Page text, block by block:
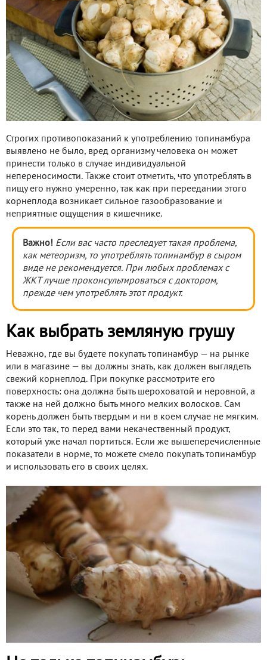
Строгих противопоказаний к употреблению топинамбура
выявлено не было, вред организму человека он может
принести только в случае индивидуальной
непереносимости. Также стоит отметить, что употреблять в
пищу его нужно умеренно, так как при переедании этого
корнеплода возникает сильное газообразование и
неприятные ощущения в кишечнике.
Важно! Если вас часто преследует такая проблема,
как метеоризм, то употреблять топинамбур в сыром
виде не рекомендуется. При любых проблемах с
ЖКТ лучше проконсультироваться с доктором,
прежде чем употреблять этот продукт.
Как выбрать земляную грушу
Неважно, где вы будете покупать топинамбур — на рынке
или в магазине — вы должны знать, как должен выглядеть
свежий корнеплод. При покупке рассмотрите его
поверхность: она должна быть шероховатой и неровной, а
также на ней должно быть много мелких волосков. Сам
корень должен быть твердым и ни в коем случае не мягким.
Если это так, то перед вами некачественный продукт,
который уже начал портиться. Если же вышеперечисленные
показатели в норме, то можете смело покупать топинамбур
и использовать его в своих целях.